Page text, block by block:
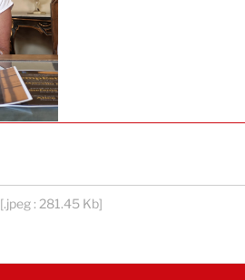
[.jpeg : 281.45 Kb]